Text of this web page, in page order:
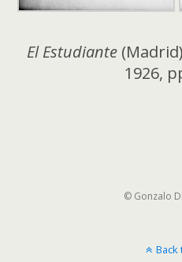
El Estudiante
1926,
© Gonzalo
Back